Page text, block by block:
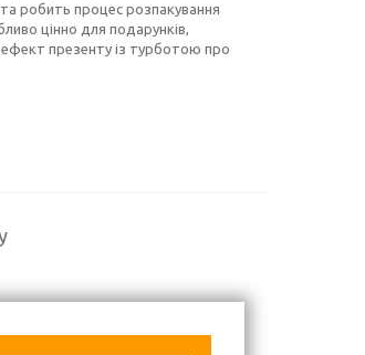
робить процес розпакування
цінно для подарунків,
презенту із турботою про